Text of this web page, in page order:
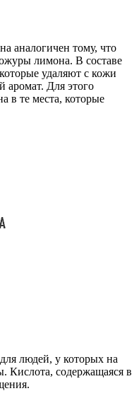
аналогичен тому, что
лимона. В составе
удаляют с кожи
Для этого
в те места, которые
людей, у которых на
Кислота, содержащаяся в